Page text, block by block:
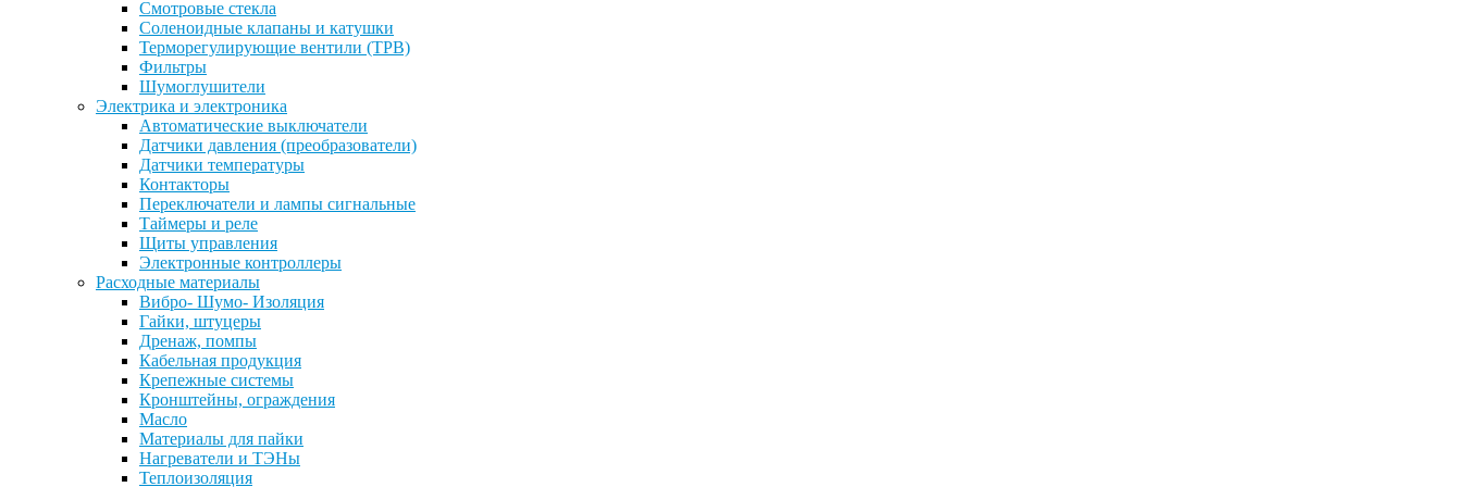
Смотровые стекла
Соленоидные клапаны и катушки
Терморегулирующие вентили (ТРВ)
Фильтры
Шумоглушители
Электрика и электроника
Автоматические выключатели
Датчики давления (преобразователи)
Датчики температуры
Контакторы
Переключатели и лампы сигнальные
Таймеры и реле
Щиты управления
Электронные контроллеры
Расходные материалы
Вибро- Шумо- Изоляция
Гайки, штуцеры
Дренаж, помпы
Кабельная продукция
Крепежные системы
Кронштейны, ограждения
Масло
Материалы для пайки
Нагреватели и ТЭНы
Теплоизоляция